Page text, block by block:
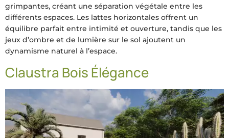
grimpantes, créant une séparation végétale entre les
différents espaces. Les lattes horizontales offrent un
équilibre parfait entre intimité et ouverture, tandis que les
jeux d’ombre et de lumière sur le sol ajoutent un
dynamisme naturel à l’espace.
Claustra Bois Élégance